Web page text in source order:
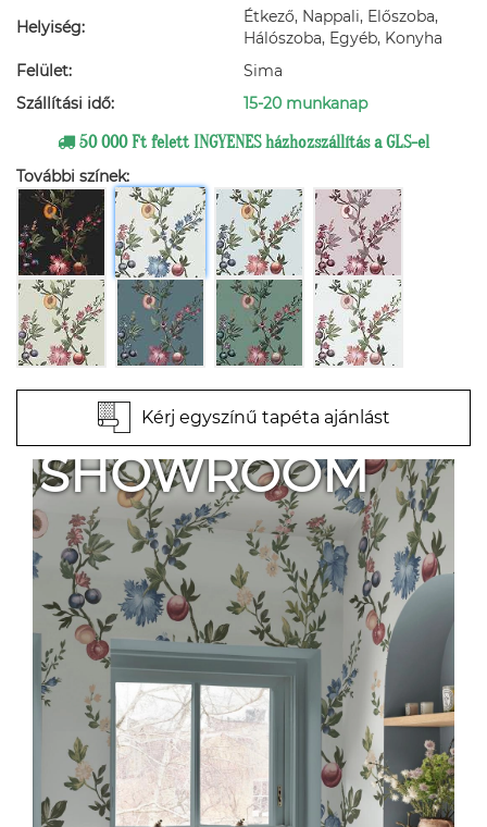
Helyiség:
Étkező, Nappali, Előszoba,
Hálószoba, Egyéb, Konyha
Felület:
Sima
Szállítási idő:
15-20 munkanap
50 000 Ft felett INGYENES házhozszállítás a GLS-el
További színek:
Kérj egyszínű tapéta ajánlást
SHOWROOM